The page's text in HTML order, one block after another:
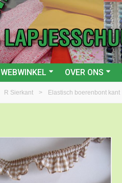
WEBWINKEL OVER ONS
R Sierkant > Elastisch boerenbont kant